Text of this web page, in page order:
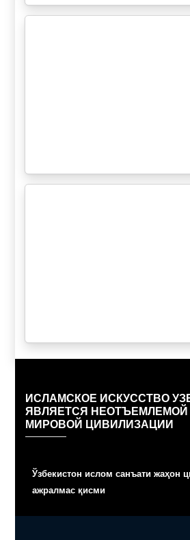
ИСЛАМСКОЕ ИСКУССТВО
ЯВЛЯЕТСЯ
МИРОВОЙ ЦИВИЛИЗАЦИИ
Ўзбекистон ислом санъати жаҳон
ажралмас қисми